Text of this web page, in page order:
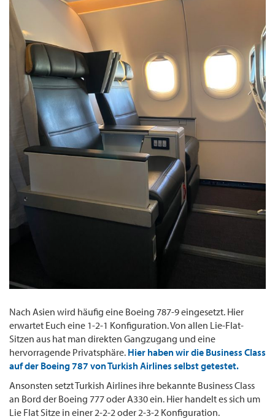
Nach Asien wird häufig eine Boeing 787-9 eingesetzt. Hier
erwartet Euch eine 1-2-1 Konfiguration. Von allen Lie-Flat-
Sitzen aus hat man direkten Gangzugang und eine
hervorragende Privatsphäre. Hier haben wir die Business Class
auf der Boeing 787 von Turkish Airlines selbst getestet.
Ansonsten setzt Turkish Airlines ihre bekannte Business Class
an Bord der Boeing 777 oder A330 ein. Hier handelt es sich um
Lie Flat Sitze in einer 2-2-2 oder 2-3-2 Konfiguration.